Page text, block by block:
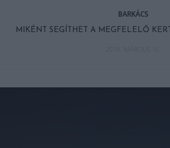
BARKÁCS
MIKÉNT SEGÍTHET A MEGFELELŐ